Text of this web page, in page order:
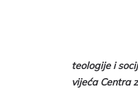
teologije i
vijeća Centra